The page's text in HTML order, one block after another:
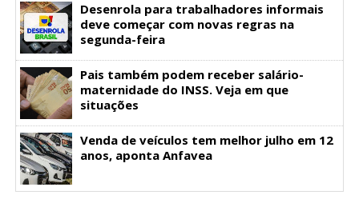
Desenrola para trabalhadores informais
deve começar com novas regras na
segunda-feira
Pais também podem receber salário-
maternidade do INSS. Veja em que
situações
Venda de veículos tem melhor julho em 12
anos, aponta Anfavea